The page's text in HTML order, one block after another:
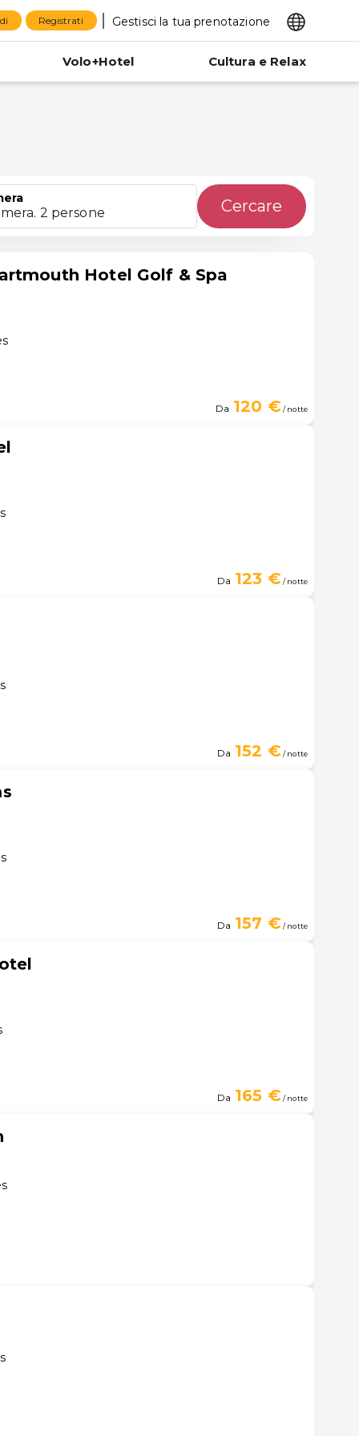
Registrati Gestisci la tua prenotazione
Volo+Hotel Cultura e Relax
2 persone Cercare
Hotel Golf & Spa
Da 120 €/ notte
Da 123 €/ notte
Da 152 €/ notte
Da 157 €/ notte
Da 165 €/ notte